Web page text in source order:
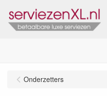
Onderzetters